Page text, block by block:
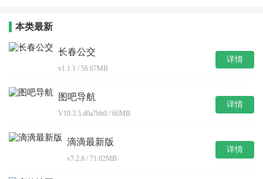
本类最新
长春公交
v1.1.1 / 56.67MB
详情
图吧导航
V10.3.5.d0a7bb0 / 66MB
详情
滴滴最新版
v7.2.8 / 71.02MB
详情